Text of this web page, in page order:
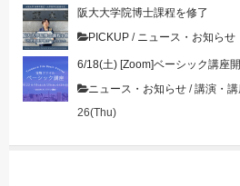
阪大大学院博士課程を修了
PICKUP / ニュース・お知らせ
6/18(土) [Zoom]ベーシック講座
ニュース・お知らせ /講演・
26(Thu)